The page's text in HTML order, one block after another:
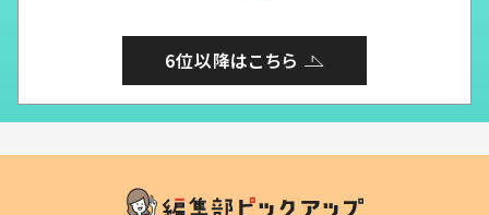
6位以降はこちら